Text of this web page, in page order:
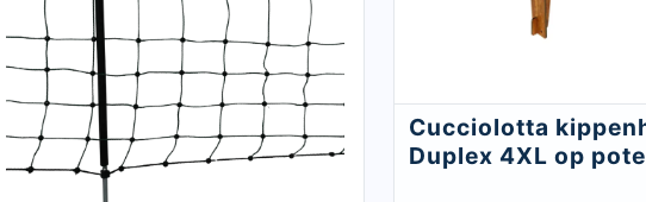
Cucciolotta
Duplex 4XL op